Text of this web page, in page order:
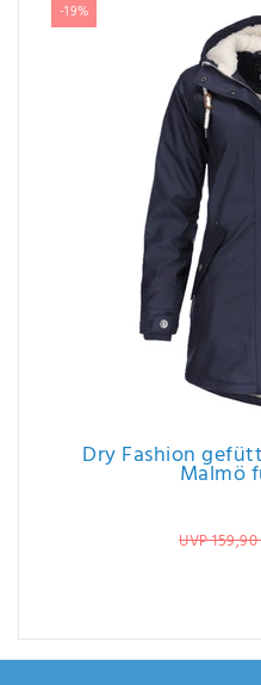
-19%
Dry Fashion
Malmö
UVP